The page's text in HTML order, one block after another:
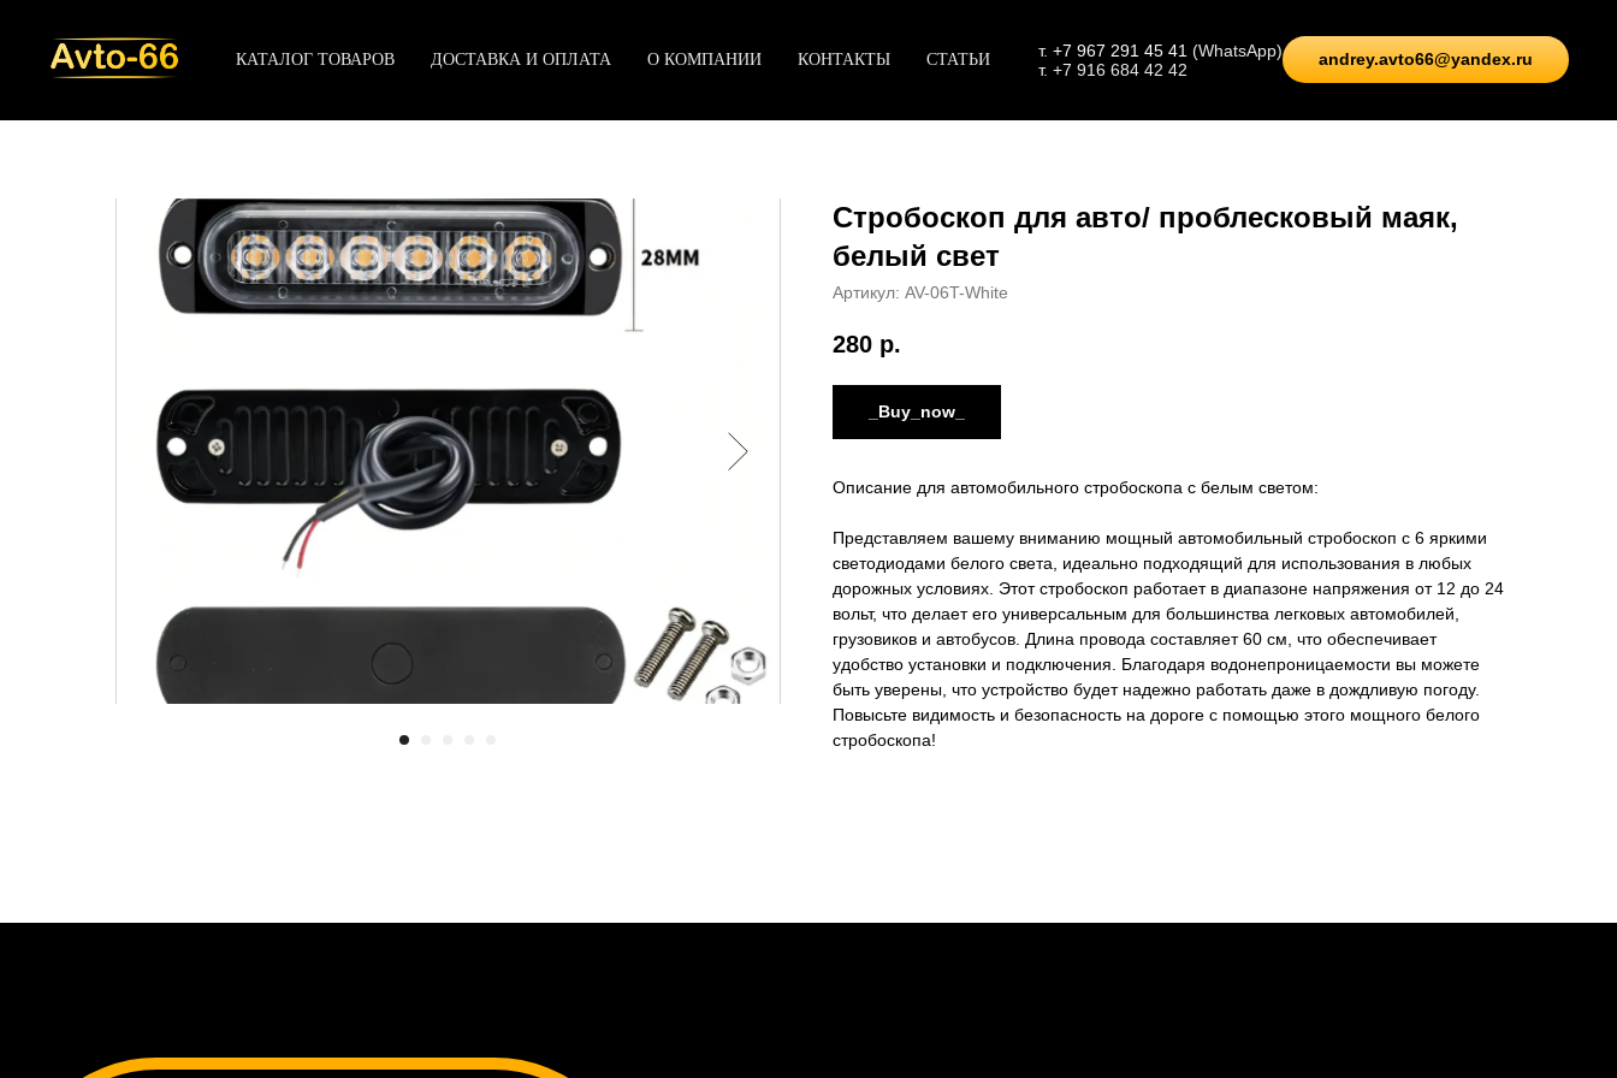
КАТАЛОГ ТОВАРОВ ДОСТАВКА И ОПЛАТА О КОМПАНИИ КОНТАКТЫ СТАТЬИ т. +7 967 291 45 41 (WhatsApp)
т. +7 916 684 42 42
andrey.avto66@yandex.ru
Стробоскоп для авто/ проблесковый маяк,
белый свет
Артикул: AV-06T-White
280 р.
_Buy_now_
Описание для автомобильного стробоскопа с белым светом:
Представляем вашему вниманию мощный автомобильный стробоскоп с 6 яркими
светодиодами белого света, идеально подходящий для использования в любых
дорожных условиях. Этот стробоскоп работает в диапазоне напряжения от 12 до 24
вольт, что делает его универсальным для большинства легковых автомобилей,
грузовиков и автобусов. Длина провода составляет 60 см, что обеспечивает
удобство установки и подключения. Благодаря водонепроницаемости вы можете
быть уверены, что устройство будет надежно работать даже в дождливую погоду.
Повысьте видимость и безопасность на дороге с помощью этого мощного белого
стробоскопа!